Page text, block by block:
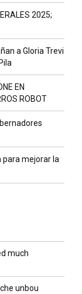
2025;
a Gloria Trevi
EN
ROBOT
para mejorar la
much
unbou